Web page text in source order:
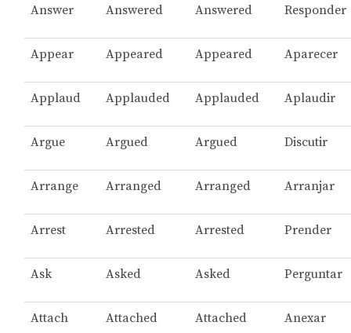
Answer Answered Answered Responder
Appear Appeared Appeared Aparecer
Applaud Applauded Applauded Aplaudir
Argue Argued Argued Discutir
Arrange Arranged Arranged Arranjar
Arrest Arrested Arrested Prender
Ask Asked Asked Perguntar
Attach Attached Attached Anexar